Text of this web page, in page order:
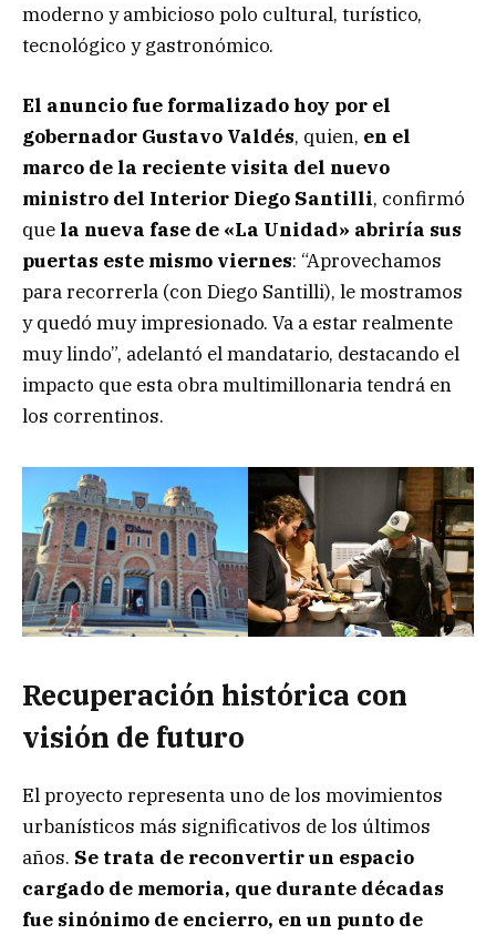
moderno y ambicioso polo cultural, turístico,
tecnológico y gastronómico.
El anuncio fue formalizado hoy por el
gobernador Gustavo Valdés, quien, en el
marco de la reciente visita del nuevo
ministro del Interior Diego Santilli, confirmó
que la nueva fase de «La Unidad» abriría sus
puertas este mismo viernes: “Aprovechamos
para recorrerla (con Diego Santilli), le mostramos
y quedó muy impresionado. Va a estar realmente
muy lindo”, adelantó el mandatario, destacando el
impacto que esta obra multimillonaria tendrá en
los correntinos.
Recuperación histórica con
visión de futuro
El proyecto representa uno de los movimientos
urbanísticos más significativos de los últimos
años. Se trata de reconvertir un espacio
cargado de memoria, que durante décadas
fue sinónimo de encierro, en un punto de